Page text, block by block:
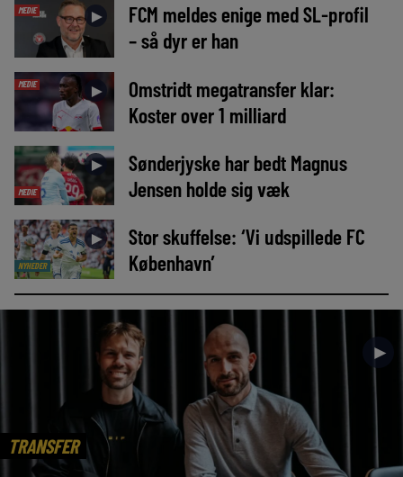
MEDIE ►
FCM meldes enige med SL-profil
– så dyr er han
MEDIE ►
Omstridt megatransfer klar:
Koster over 1 milliard
MEDIE
►
Sønderjyske har bedt Magnus
Jensen holde sig væk
NYHEDER
►
Stor skuffelse: ‘Vi udspillede FC
København’
TRANSFER
►